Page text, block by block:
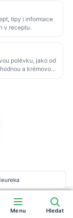
tipy i informace
v receptu.
polévku, jako od
a krémovou
925 fotek
Menu Hledat